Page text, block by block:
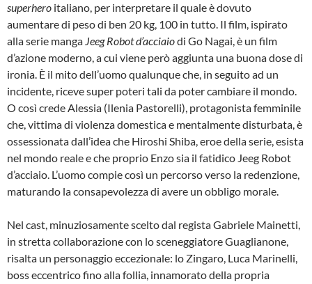
superhero italiano, per interpretare il quale è dovuto
aumentare di peso di ben 20 kg, 100 in tutto. Il film, ispirato
alla serie manga JeegRobot d’acciaiodi Go Nagai, è un film
d’azione moderno, a cui viene però aggiunta una buona dose di
ironia. È il mito dell’uomo qualunque che, in seguito ad un
incidente, riceve super poteri tali da poter cambiare il mondo.
O così crede Alessia (Ilenia Pastorelli), protagonista femminile
che, vittima di violenza domestica e mentalmente disturbata, è
ossessionata dall’idea che Hiroshi Shiba, eroe della serie, esista
nel mondo reale e che proprio Enzo sia il fatidico Jeeg Robot
d’acciaio. L’uomo compie così un percorso verso la redenzione,
maturando la consapevolezza di avere un obbligo morale.
Nel cast, minuziosamente scelto dal regista Gabriele Mainetti,
in stretta collaborazione con lo sceneggiatore Guaglianone,
risalta un personaggio eccezionale: lo Zingaro, Luca Marinelli,
boss eccentrico fino alla follia, innamorato della propria